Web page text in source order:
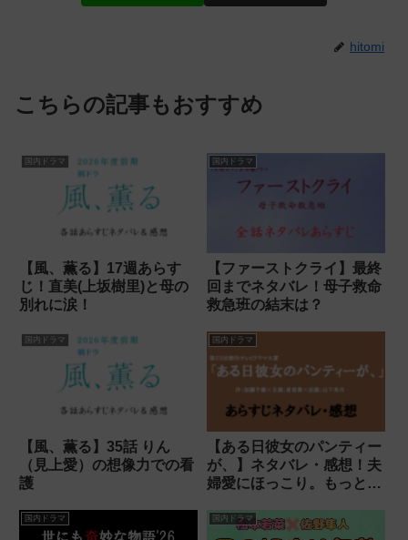
hitomi
こちらの記事もおすすめ
国内ドラマ
【風、薫る】17週あらす
じ！直美(上坂樹里)と母の
別れに涙！
国内ドラマ
【ファーストクライ】最終
回までネタバレ！母子救命
救急班の結末は？
国内ドラマ
【風、薫る】35話 りん
（見上愛）の想像力での看
護
国内ドラマ
【ある日彼女のパンティー
が、】ネタバレ・感想！夫
婦愛にほっこり。もっと今
国内ドラマ 国内ドラマ